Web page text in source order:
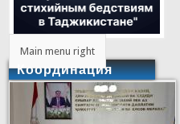
Main menu right
Координация